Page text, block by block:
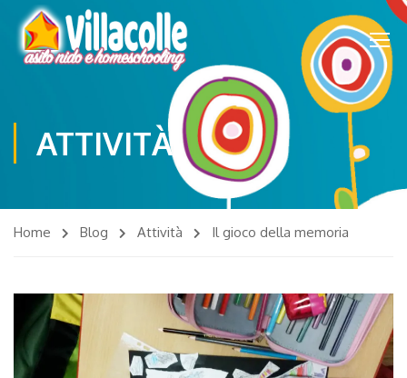
ATTIVITÀ
Home Blog Attività Il gioco della memoria